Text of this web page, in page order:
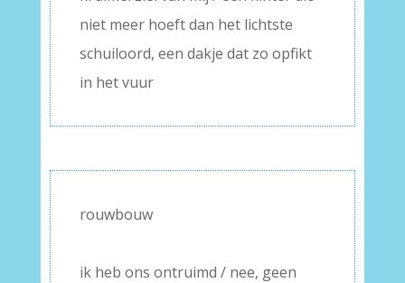
niet meer hoeft dan het lichtste
schuiloord, een dakje dat zo opfikt
in het vuur
rouwbouw
ik heb ons ontruimd / nee, geen